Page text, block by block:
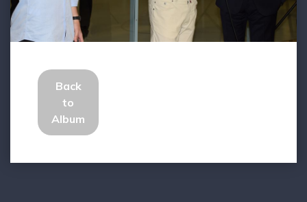
Back
to
Album